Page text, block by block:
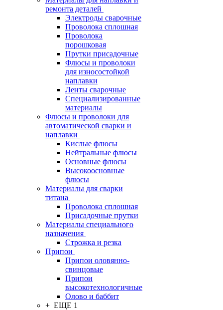
ремонта деталей
Электроды сварочные
Проволока сплошная
Проволока
порошковая
Прутки присадочные
Флюсы и проволоки
для износостойкой
наплавки
Ленты сварочные
Специализированные
материалы
Флюсы и проволоки для
автоматической сварки и
наплавки
Кислые флюсы
Нейтральные флюсы
Основные флюсы
Высокоосновные
флюсы
Материалы для сварки
титана
Проволока сплошная
Присадочные прутки
Материалы специального
назначения
Строжка и резка
Припои
Припои оловянно-
свинцовые
Припои
высокотехнологичные
Олово и баббит
+ ЕЩЕ 1